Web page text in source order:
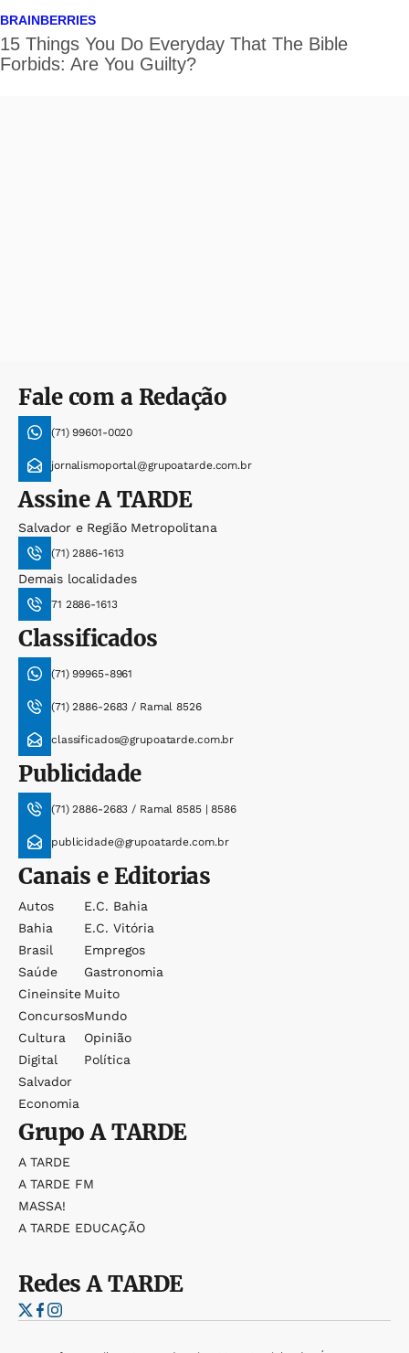
Fale com a Redação
(71) 99601-0020
jornalismoportal@grupoatarde.com.br
AssineA TARDE
Salvador e Região Metropolitana
(71) 2886-1613
Demais localidades
71 2886-1613
Classificados
(71) 99965-8961
(71) 2886-2683 / Ramal 8526
classificados@grupoatarde.com.br
Publicidade
(71) 2886-2683 / Ramal 8585 | 8586
publicidade@grupoatarde.com.br
Canais e Editorias
Autos
Bahia
Brasil
Saúde
Cineinsite
Concursos
Cultura
Digital
Salvador
Economia
E.c. Bahia
E.c. Vitória
Empregos
Gastronomia
Muito
Mundo
Opinião
Política
GrupoA TARDE
A TARDE
A TARDE FM
MASSA!
A TARDE EDUCAÇÃO
RedesA TARDE